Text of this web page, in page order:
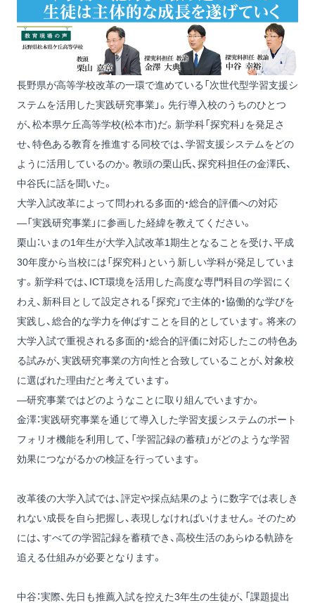
長野県が高等学校改革の一環で進めている「次世代型学習支援シ
ステムを活用した実践研究事業」。先行導入校のうちのひとつ
が、松本県ケ丘高等学校(松本市)だ。新学科「探究科」を発足さ
せ、特色ある教育を推進する同校では、学習支援システムをどの
ように活用しているのか。教頭の栗山氏、探究科担任の金澤氏、
中谷氏に話を聞いた。
大学入試改革によって問われる多面的・総合的評価への対応
―「実践研究事業」に参画した経緯を教えてください。
栗山：いまの1年生が大学入試改革1期生となることを受け、平成
30年度から当校には「探究科」という新しい学科が発足していま
す。新学科では、ICT環境を活用した高度な専門科目の学習にく
わえ、新科目として設定される「探究」で主体的・協働的な学びを
実践し、総合的な学力を伸ばすことを目的としています。将来の
大学入試で重視される多面的・総合的評価に対応したこの特色あ
る試みが、実践研究事業の方向性と合致していることが、対象校
に選ばれた理由だと考えています。
―研究事業ではどのようなことに取り組んでいますか。
金澤：実践研究事業を通じて導入した学習支援システムのポート
フォリオ機能を利用して、「学習記録の蓄積」がどのような学習
効果につながるかの検証を行っています。
改革後の大学入試では、評定や採点結果のように数字では表しき
れない成長を自ら把握し、表現しなければいけません。そのため
には、すべての学習記録を蓄積でき、高校生活のあらゆる軌跡を
追える仕組みが必要となります。
中谷：実際、先日も推薦入試を控えた3年生の生徒が、「課題提出